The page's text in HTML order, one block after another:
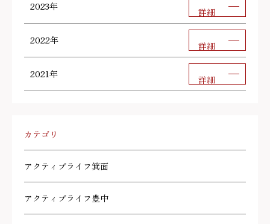
2023年 詳細
2022年 詳細
2021年 詳細
カテゴリ
アクティブライフ箕面
アクティブライフ豊中